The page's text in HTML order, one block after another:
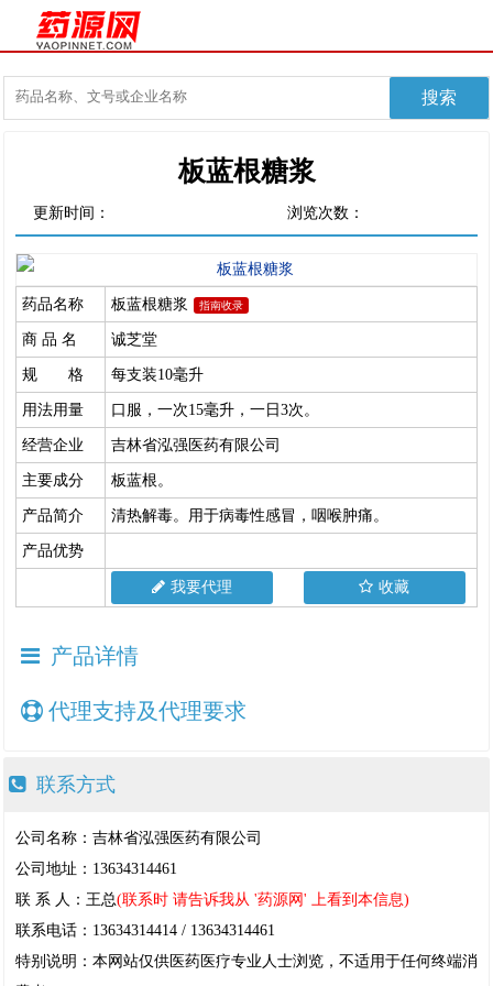
板蓝根糖浆
更新时间： 浏览次数：
药品名称 板蓝根糖浆 指南收录
商 品 名 诚芝堂
规 格 每支装10毫升
用法用量 口服，一次15毫升，一日3次。
经营企业 吉林省泓强医药有限公司
主要成分 板蓝根。
产品简介 清热解毒。用于病毒性感冒，咽喉肿痛。
产品优势
我要代理 收藏
产品详情
代理支持及代理要求
联系方式
公司名称：吉林省泓强医药有限公司
公司地址：13634314461
联 系 人：王总(联系时 请告诉我从 '药源网' 上看到本信息)
联系电话：13634314414 / 13634314461
特别说明：本网站仅供医药医疗专业人士浏览，不适用于任何终端消